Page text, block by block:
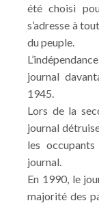
été choisi
s’adresse à
du peuple.
journal
1945.
Lors de la
journal
les
journal.
En 1990, le
majorité des